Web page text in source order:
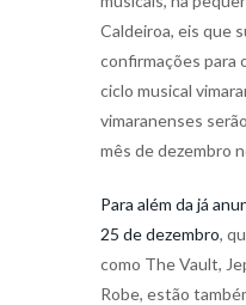
Caldeiroa, eis que
confirmações para
ciclo musical
vimaranenses
mês de dezembro
Para além da já
25 de dezembro,
como The Vault,
Robe, estão